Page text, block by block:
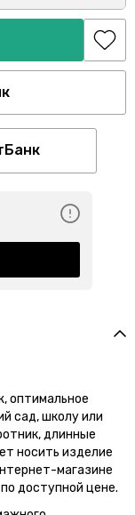
оптимальное
сад, школу или
длинные
носить изделие
магазине
доступной цене.